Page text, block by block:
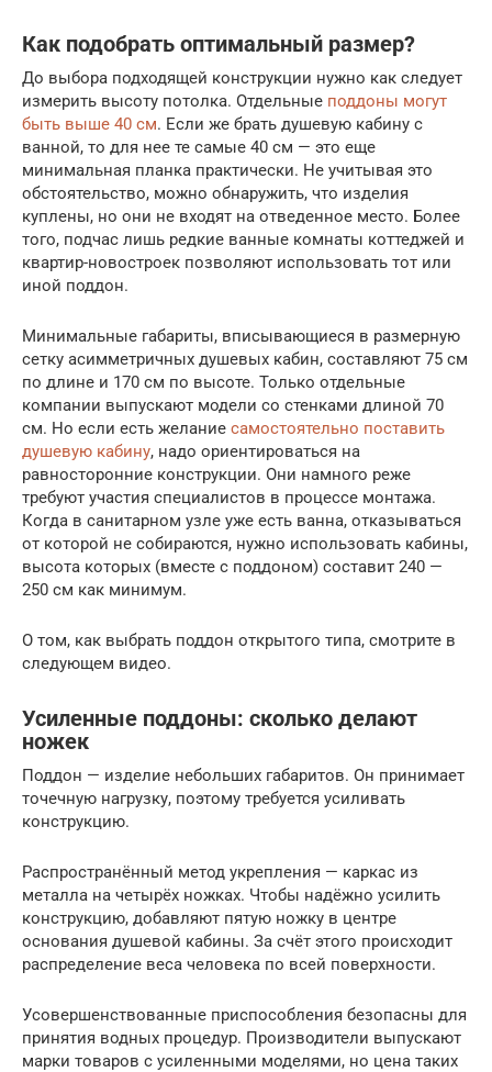
Как подобрать оптимальный размер?
До выбора подходящей конструкции нужно как следует
измерить высоту потолка. Отдельные поддоны могут
быть выше 40 см. Если же брать душевую кабину с
ванной, то для нее те самые 40 см — это еще
минимальная планка практически. Не учитывая это
обстоятельство, можно обнаружить, что изделия
куплены, но они не входят на отведенное место. Более
того, подчас лишь редкие ванные комнаты коттеджей и
квартир-новостроек позволяют использовать тот или
иной поддон.
Минимальные габариты, вписывающиеся в размерную
сетку асимметричных душевых кабин, составляют 75 см
по длине и 170 см по высоте. Только отдельные
компании выпускают модели со стенками длиной 70
см. Но если есть желание самостоятельно поставить
душевую кабину, надо ориентироваться на
равносторонние конструкции. Они намного реже
требуют участия специалистов в процессе монтажа.
Когда в санитарном узле уже есть ванна, отказываться
от которой не собираются, нужно использовать кабины,
высота которых (вместе с поддоном) составит 240 —
250 см как минимум.
О том, как выбрать поддон открытого типа, смотрите в
следующем видео.
Усиленные поддоны: сколько делают
ножек
Поддон — изделие небольших габаритов. Он принимает
точечную нагрузку, поэтому требуется усиливать
конструкцию.
Распространённый метод укрепления — каркас из
металла на четырёх ножках. Чтобы надёжно усилить
конструкцию, добавляют пятую ножку в центре
основания душевой кабины. За счёт этого происходит
распределение веса человека по всей поверхности.
Усовершенствованные приспособления безопасны для
принятия водных процедур. Производители выпускают
марки товаров с усиленными моделями, но цена таких